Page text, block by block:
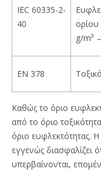
IEC 60335-2-
40
g/m³
EN 378
Καθώς το όριο
από το όριο
όριο ευφλεκτότητας.
εγγενώς διασφαλίζει
υπερβαίνονται,